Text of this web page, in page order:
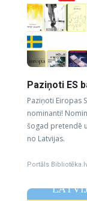
Paziņoti ES
Paziņoti Eiropas
nominanti!
šogad pretendē
no Latvijas.
Portāls Bibliotēka.lv